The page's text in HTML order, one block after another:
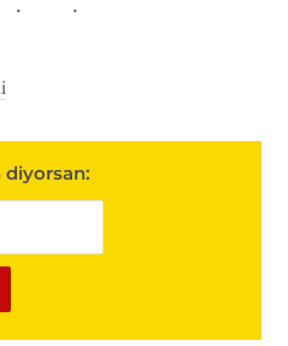
diyorsan: